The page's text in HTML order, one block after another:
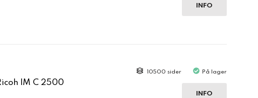
INFO
IM C 2500
10500 sider På lager
INFO